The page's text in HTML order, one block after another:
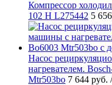
Компрессор
102 H L275442 5
Насос
нагревателем.
Mtr503bo 7 644 руб.